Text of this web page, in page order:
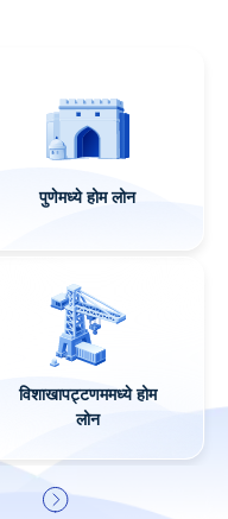
भोपाळमध्ये होम लोन
कोईम्बतूर मध्ये होम लोन